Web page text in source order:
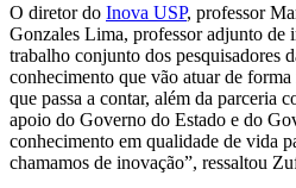
O diretor do Inova USP, professor
Gonzales Lima, professor adjunto de
trabalho conjunto dos pesquisadores
conhecimento que vão atuar de
que passa a contar, além da parceria
apoio do Governo do Estado e do
conhecimento em qualidade de vida
chamamos de inovação”, ressaltou